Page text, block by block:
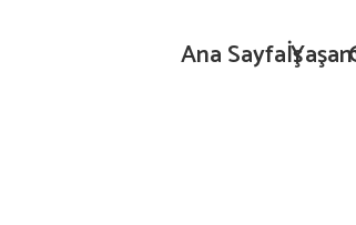
Ana Sayfaİş